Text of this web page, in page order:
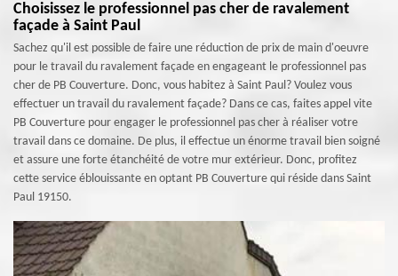
Choisissez le professionnel pas cher de ravalement
façade à Saint Paul
Sachez qu'il est possible de faire une réduction de prix de main d'oeuvre
pour le travail du ravalement façade en engageant le professionnel pas
cher de PB Couverture. Donc, vous habitez à Saint Paul? Voulez vous
effectuer un travail du ravalement façade? Dans ce cas, faites appel vite
PB Couverture pour engager le professionnel pas cher à réaliser votre
travail dans ce domaine. De plus, il effectue un énorme travail bien soigné
et assure une forte étanchéité de votre mur extérieur. Donc, profitez
cette service éblouissante en optant PB Couverture qui réside dans Saint
Paul 19150.